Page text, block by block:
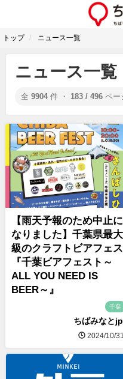
トップ ニュース一覧
ニュース一覧
全 9904 件 ・ 183 / 496 ペー
【雨天予報のため中止に
なりました】千葉県最大
級のクラフトビアフェス
『千葉ビアフェスト～
ALL YOU NEED IS
BEER～』
千葉
ちばみなとjp
2024/10/31